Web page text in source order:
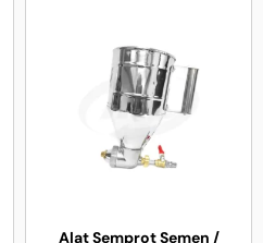
Alat Semprot Semen /